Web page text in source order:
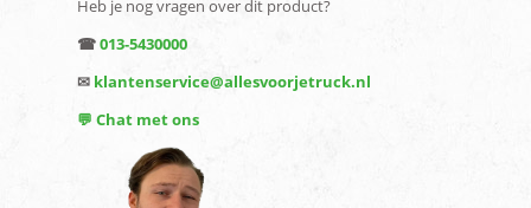
Heb je nog vragen over dit product?
☎013-5430000
✉ klantenservice@allesvoorjetruck.nl
💬 Chat met ons